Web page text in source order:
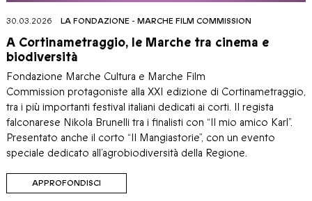
30.03.2026 LA FONDAZIONE - MARCHE FILM COMMISSION
A Cortinametraggio, le Marche tra cinema e
biodiversità
Fondazione Marche Cultura e Marche Film
Commission protagoniste alla XXI edizione di Cortinametraggio,
tra i più importanti festival italiani dedicati ai corti. Il regista
falconarese Nikola Brunelli tra i finalisti con “Il mio amico Karl”.
Presentato anche il corto “Il Mangiastorie”, con un evento
speciale dedicato all’agrobiodiversità della Regione.
APPROFONDISCI